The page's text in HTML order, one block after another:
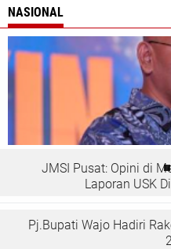
NASIONAL
JMSI Pusat: Opini di
Laporan USK
Pj.Bupati Wajo Hadiri